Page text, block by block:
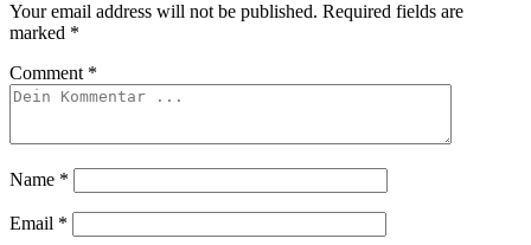
Your email address will not be published. Required fields are
marked *
Comment *
Name *
Email *